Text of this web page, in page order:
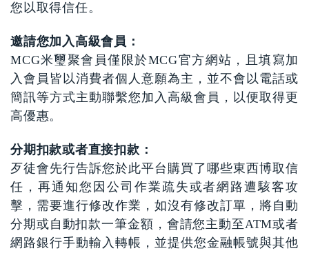
您以取得信任。
邀請您加入高級會員：
MCG米璽聚會員僅限於MCG官方網站，且填寫加
入會員皆以消費者個人意願為主，並不會以電話或
簡訊等方式主動聯繫您加入高級會員，以便取得更
高優惠。
分期扣款或者直接扣款：
歹徒會先行告訴您於此平台購買了哪些東西博取信
任，再通知您因公司作業疏失或者網路遭駭客攻
擊，需要進行修改作業，如沒有修改訂單，將自動
分期或自動扣款一筆金額，會請您主動至ATM或者
網路銀行手動輸入轉帳，並提供您金融帳號與其他